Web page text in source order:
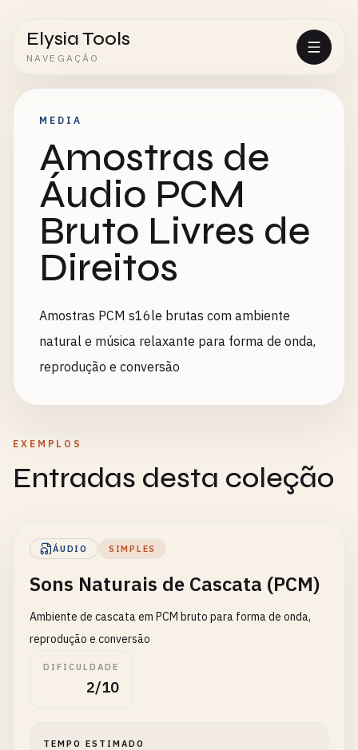
Elysia Tools
NAVEGAÇÃO
MEDIA
Amostras de
Áudio PCM
Bruto Livres de
Direitos
Amostras PCM s16le brutas com ambiente
natural e música relaxante para forma de onda,
reprodução e conversão
EXEMPLOS
Entradas desta coleção
ÁUDIO SIMPLES
Sons Naturais de Cascata (PCM)
Ambiente de cascata em PCM bruto para forma de onda,
reprodução e conversão
DIFICULDADE
2/10
TEMPO ESTIMADO